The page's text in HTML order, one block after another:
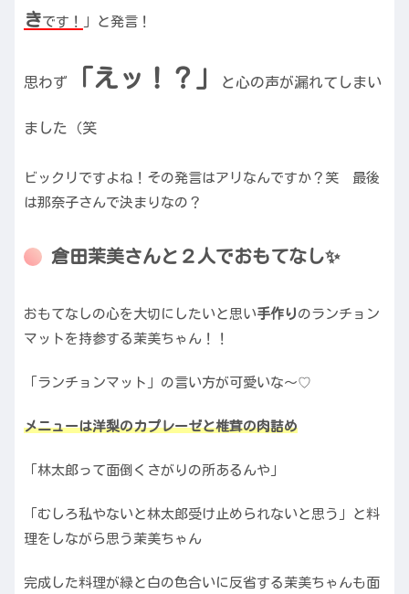
きです！ 」と発言！
思わず 「えッ！？」 と心の声が漏れてしまい
ました（笑
ビックリですよね！その発言はアリなんですか？笑 最後
は那奈子さんで決まりなの？
倉田茉美さんと２人でおもてなし✨
おもてなしの心を大切にしたいと思い手作り のランチョン
マットを持参する茉美ちゃん！！
「ランチョンマット」の言い方が可愛いな〜♡
メニューは洋梨のカプレーゼと椎茸の肉詰め
「林太郎って面倒くさがりの所あるんや」
「むしろ私やないと林太郎受け止められないと思う」と料
理をしながら思う茉美ちゃん
完成した料理が緑と白の色合いに反省する茉美ちゃんも面